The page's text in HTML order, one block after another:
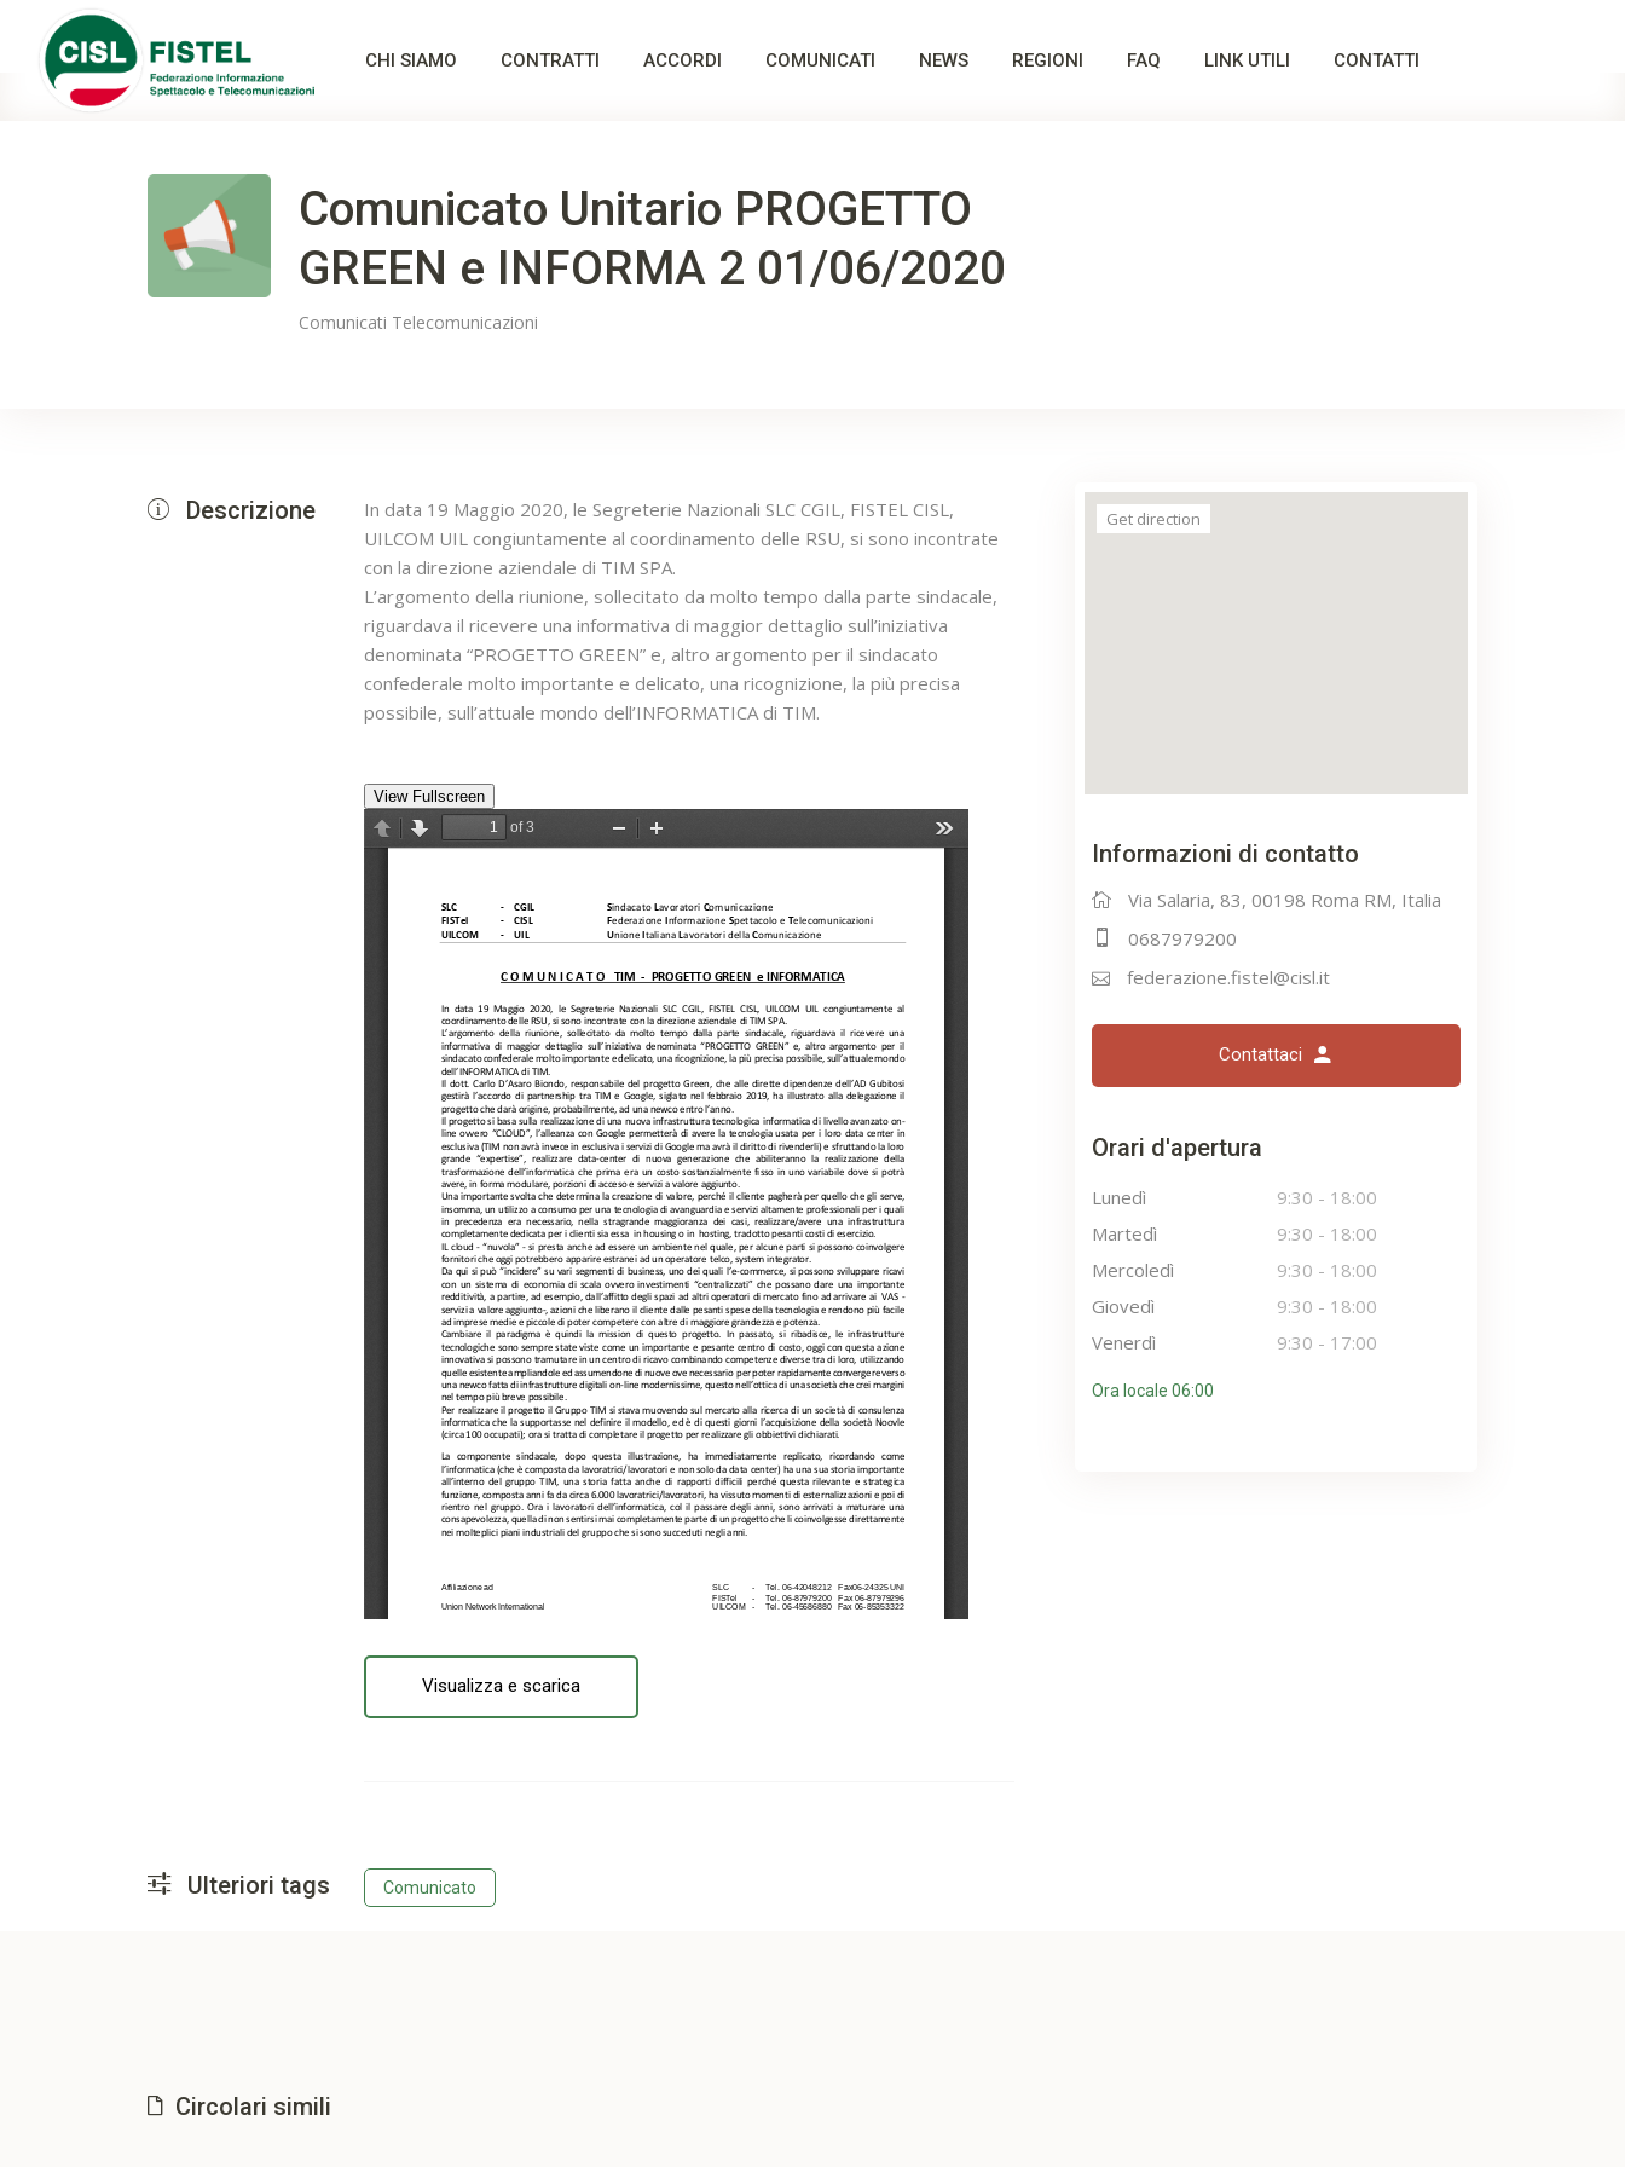
CHI SIAMO CONTRATTI ACCORDI COMUNICATI NEWS REGIONI FAQ LINK UTILI CONTATTI
Comunicato Unitario PROGETTO
GREEN e INFORMA 2 01/06/2020
Comunicati Telecomunicazioni
Descrizione
In data 19 Maggio 2020, le Segreterie Nazionali SLC CGIL, FISTEL CISL,
UILCOM UIL congiuntamente al coordinamento delle RSU, si sono incontrate
con la direzione aziendale di TIM SPA.
L’argomento della riunione, sollecitato da molto tempo dalla parte sindacale,
riguardava il ricevere una informativa di maggior dettaglio sull’iniziativa
denominata “PROGETTO GREEN” e, altro argomento per il sindacato
confederale molto importante e delicato, una ricognizione, la più precisa
possibile, sull’attuale mondo dell’INFORMATICA di TIM.
View Fullscreen
Visualizza e scarica
Ulteriori tags Comunicato
Get direction
Informazioni di contatto
Via Salaria, 83, 00198 Roma RM, Italia
0687979200
federazione.fistel@cisl.it
Contattaci
Orari d'apertura
Lunedì 9:30 - 18:00
Martedì
9:30 - 18:00
Mercoledì
9:30 - 18:00
Giovedì
9:30 - 18:00
Venerdì
9:30 - 17:00
Ora locale 06:00
Circolari simili